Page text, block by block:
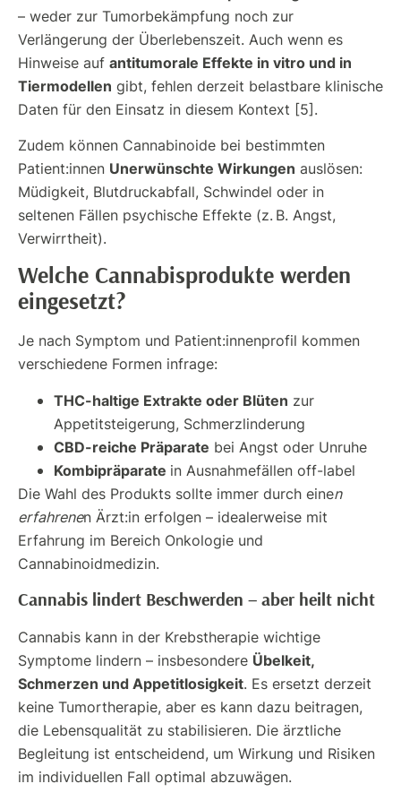
– weder zur Tumorbekämpfung noch zur
Verlängerung der Überlebenszeit. Auch wenn es
Hinweise auf antitumorale Effekte in vitro und in
Tiermodellen gibt, fehlen derzeit belastbare klinische
Daten für den Einsatz in diesem Kontext [5].
Zudem können Cannabinoide bei bestimmten
Patient:innen Unerwünschte Wirkungen auslösen:
Müdigkeit, Blutdruckabfall, Schwindel oder in
seltenen Fällen psychische Effekte (z. B. Angst,
Verwirrtheit).
Welche Cannabisprodukte werden
eingesetzt?
Je nach Symptom und Patient:innenprofil kommen
verschiedene Formen infrage:
THC-haltige Extrakte oder Blüten zur
Appetitsteigerung, Schmerzlinderung
CBD-reiche Präparate bei Angst oder Unruhe
Kombipräparate in Ausnahmefällen off-label
Die Wahl des Produkts sollte immer durch einen
erfahrenen Ärzt:in erfolgen – idealerweise mit
Erfahrung im Bereich Onkologie und
Cannabinoidmedizin.
Cannabis lindert Beschwerden – aber heilt nicht
Cannabis kann in der Krebstherapie wichtige
Symptome lindern – insbesondere Übelkeit,
Schmerzen und Appetitlosigkeit. Es ersetzt derzeit
keine Tumortherapie, aber es kann dazu beitragen,
die Lebensqualität zu stabilisieren. Die ärztliche
Begleitung ist entscheidend, um Wirkung und Risiken
im individuellen Fall optimal abzuwägen.